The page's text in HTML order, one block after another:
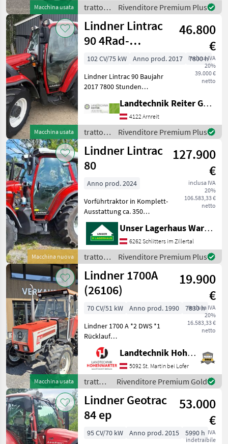
Macchina usata
✔️ gepflegter TOP-Zustand
trattori
/
Lindner
Rivenditore Premium Plus
Macchina usata
Lindner Lintrac
90 4Rad-
Lenkung
46.800
€
inclusa IVA
20%
39.000 €
netto
102 CV/75 kW Anno prod. 2017
7800 h
Lindner Lintrac 90 Baujahr
2017 7800 Stunden
Fronthydraulik
Frontzapfwelle Ber.
480/70R30 Ber. 375/70R20
hydr. Bremse gefederte K
Landtechnik Reiter GmbH.
4122 Arnreit
trattori
/
Lindner
Rivenditore Premium Plus
Macchina nuova
Lindner Lintrac
80
127.900
€
inclusa IVA
20%
106.583,33 €
netto
Anno prod. 2024
Vorführtraktor in Komplett-
Ausstattung ca. 350
Betriebsstunden Baujahr
2024 Informieren Sie sich
bitte vor Fahrt-Antritt
telefonisch, ob die von
Ihnen angefragte
Unser Lagerhaus Warenhandelsges.m.b.H.
6262 Schlitters im Zillertal
trattori
/
Lindner
Rivenditore Premium Plus
Macchina usata
Lindner 1700A
(26106)
19.900
€
inclusa IVA
20%
16.583,33 €
netto
70 CV/51 kW Anno prod. 1990
7830 h
Lindner 1700 A *2 DWS *1
Rücklauf
*Einhebelsteuergerät
*Zugmaul Mech,
Oberlenker Nachstehend
finden Sie ähnliche
Suchbegriffe und
alternative Bezeichnungen
für Trakt
Landtechnik Hohenwarter GmbH
5092 St. Martin bei Lofer
trattori
/
Lindner
Rivenditore Premium Gold
Lindner Geotrac
84 ep
53.000
€
IVA
indetraibile
95 CV/70 kW Anno prod. 2015
5990 h